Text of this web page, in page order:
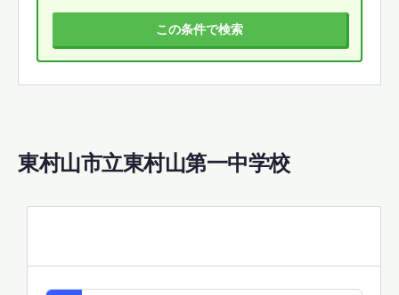
東村山市立東村山第一中学校
この条件で検索